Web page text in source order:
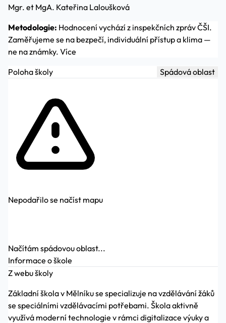
Mgr. et MgA. Kateřina Laloušková
Metodologie: Hodnocení vychází z inspekčních zpráv ČŠI.
Zaměřujeme se na bezpečí, individuální přístup a klima —
ne na známky. Více
Poloha školy
Spádová oblast
Nepodařilo se načíst mapu
Načítám spádovou oblast...
Informace o škole
Z webu školy
Základní škola v Mělníku se specializuje na vzdělávání žáků
se speciálními vzdělávacími potřebami. Škola aktivně
využívá moderní technologie v rámci digitalizace výuky a